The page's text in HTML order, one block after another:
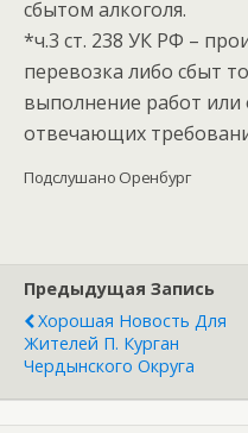
сбытом алкоголя.
*ч.3 ст. 238 УК РФ –
перевозка либо сбыт
выполнение работ или
отвечающих
Подслушано Оренбург
Предыдущая Запись
Хорошая Новость Для
Жителей П. Курган
Чердынского Округа